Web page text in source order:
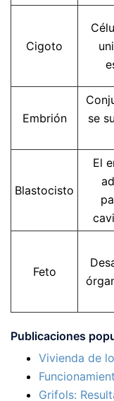
Cigoto
Embrión
se
Blastocisto
El
Feto
Publicaciones
Vivienda de
Grifols: